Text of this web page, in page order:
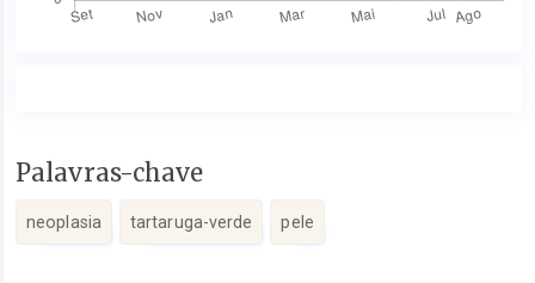
Conteúdo
artigo
Palavras-chave
neoplasia tartaruga-verde pele